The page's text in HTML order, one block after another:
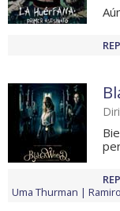
Uma Thurman